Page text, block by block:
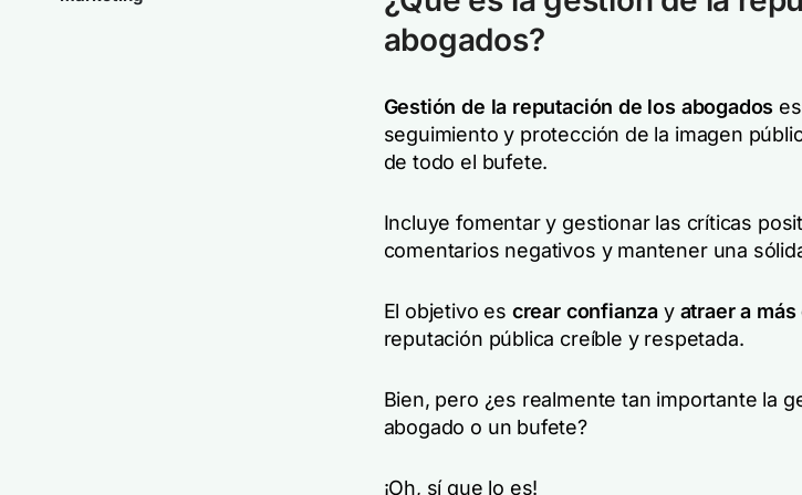
abogados?
Gestión de la reputación de los abogados
seguimiento y protección de la imagen
de todo el bufete.
Incluye fomentar y gestionar las críticas
comentarios negativos y mantener una
El objetivo es crear confianza y atraer a
reputación pública creíble y respetada.
Bien, pero ¿es realmente tan importante la
abogado o un bufete?
¡Oh, sí que lo es!